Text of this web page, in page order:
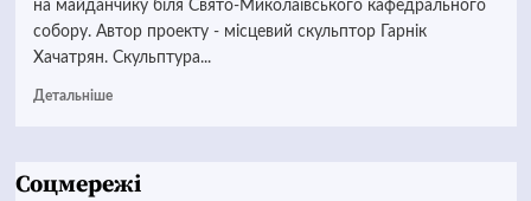
на майданчику біля Свято-Миколаївського кафедрального
собору. Автор проекту - місцевий скульптор Гарнік
Хачатрян. Скульптура...
Детальніше
Соцмережі